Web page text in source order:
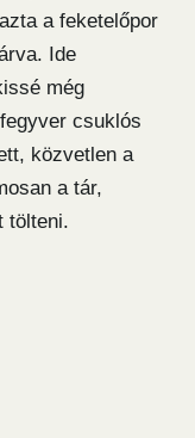
a feketelőpor
Ide
még
csuklós
közvetlen a
a tár,
tölteni.